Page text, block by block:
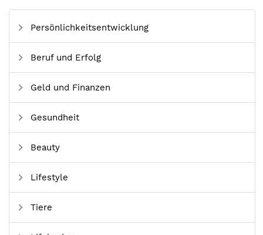
Persönlichkeitsentwicklung
Beruf und Erfolg
Geld und Finanzen
Gesundheit
Beauty
Lifestyle
Tiere